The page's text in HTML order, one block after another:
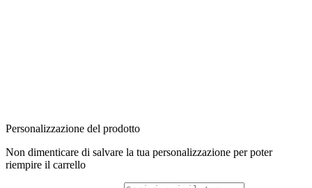
Personalizzazione del prodotto
Non dimenticare di salvare la tua personalizzazione per poter
riempire il carrello